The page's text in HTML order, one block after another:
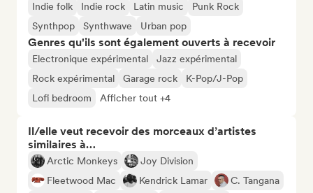
Indie folk
Indie rock Latin music
Punk Rock
Synthpop
Synthwave Urban pop
Genres qu'ils sont également ouverts à recevoir
Electronique expérimental
Jazz expérimental
Rock expérimental
Garage rock
K-Pop/J-Pop
Lofi bedroom
Afficher tout +4
Il/elle veut recevoir des morceaux d’artistes
similaires à…
Arctic Monkeys
Joy Division
Fleetwood Mac
Kendrick Lamar
C. Tangana